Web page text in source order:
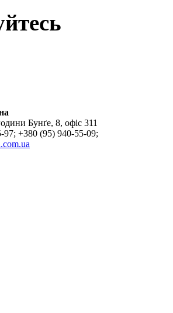
Бунґе, 8, офіс 311
97; +380 (95) 940-55-09;